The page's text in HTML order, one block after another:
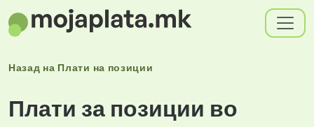
Назад на Плати на позиции
Плати за позиции во